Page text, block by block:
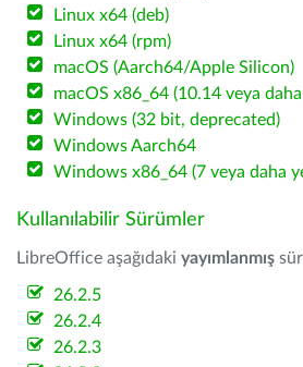
Linux x64 (deb)
Linux x64 (rpm)
macOS (Aarch64/Apple Silicon)
macOS x86_64 (10.14 veya
Windows (32 bit, deprecated)
Windows Aarch64
Windows x86_64 (7 veya daha
Kullanılabilir Sürümler
LibreOffice aşağıdaki yayımlanmış
26.2.5
26.2.4
26.2.3